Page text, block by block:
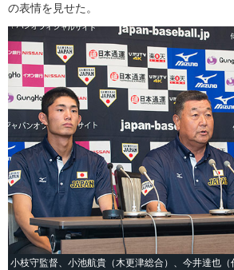
の表情を見せた。
小枝守監督、小池航貴（木更津総合）、今井達也